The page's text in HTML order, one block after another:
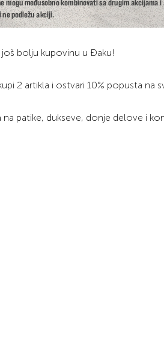
bolju kupovinu u Đaku!
2 artikla i ostvari 10% popusta na
na patike, dukseve, donje delove i